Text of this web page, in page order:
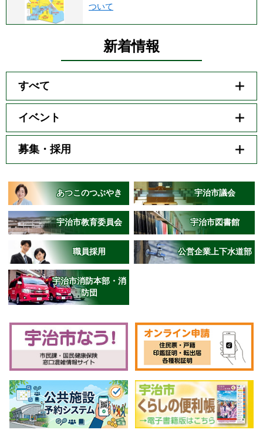
ついて
新着情報
すべて
イベント
募集・採用
あつこのつぶやき 宇治市議会
宇治市教育委員会 宇治市図書館
職員採用 公営企業上下水道部
宇治市消防本部・消
防団